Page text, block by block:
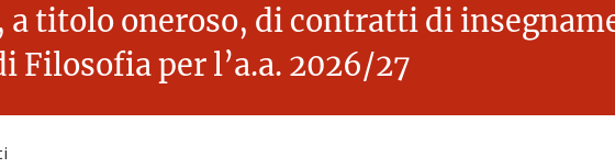
titolo oneroso, di contratti di
per l’a.a. 2026/27